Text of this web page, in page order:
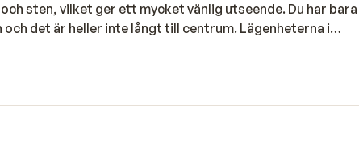
sten, vilket ger ett mycket vänlig utseende. Du har bara
det är heller inte långt till centrum. Lägenheterna i
och bekvämt inredda. I centrum av Belle Plagne kan du